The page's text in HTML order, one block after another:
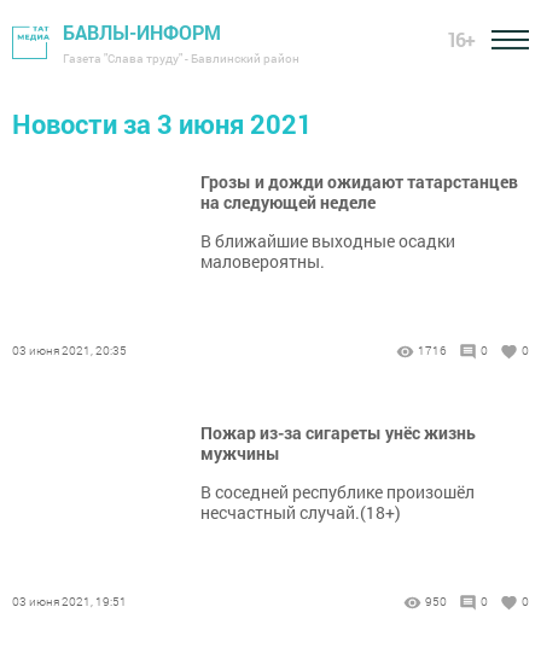
БАВЛЫ-ИНФОРМ
Газета "Слава труду" - Бавлинский район
16+
Новости за 3 июня 2021
Грозы и дожди ожидают татарстанцев
на следующей неделе
В ближайшие выходные осадки
маловероятны.
03 июня 2021, 20:35 1716 0 0
Пожар из-за сигареты унёс жизнь
мужчины
В соседней республике произошёл
несчастный случай.(18+)
03 июня 2021, 19:51 950 0 0